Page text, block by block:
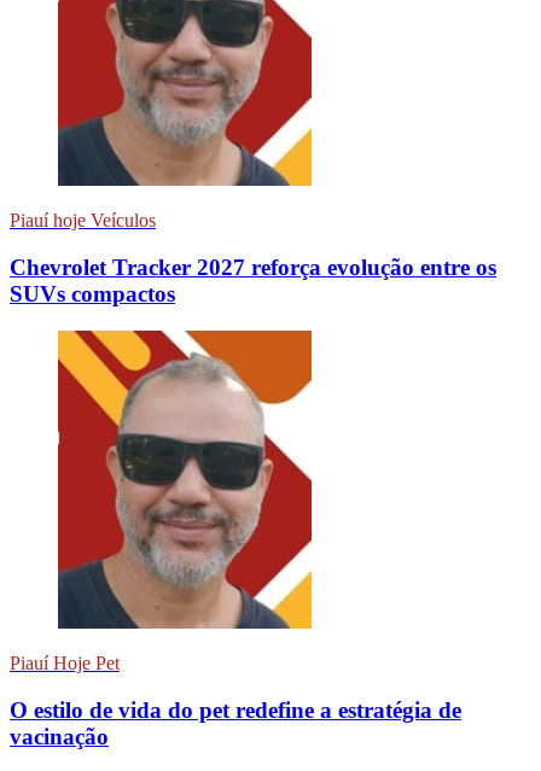
Piauí hoje Veículos
Chevrolet Tracker 2027 reforça evolução entre os
SUVs compactos
Piauí Hoje Pet
O estilo de vida do pet redefine a estratégia de
vacinação